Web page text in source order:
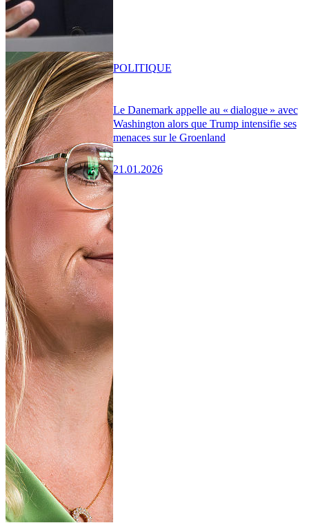
Le Danemark appelle au « dialogue » avec
Washington alors que Trump intensifie ses
menaces sur le Groenland
21.01.2026
POLITIQUE